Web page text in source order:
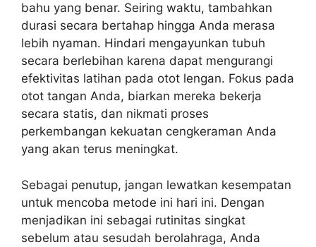
bahu yang benar. Seiring waktu, tambahkan
durasi secara bertahap hingga Anda merasa
lebih nyaman. Hindari mengayunkan tubuh
secara berlebihan karena dapat mengurangi
efektivitas latihan pada otot lengan. Fokus pada
otot tangan Anda, biarkan mereka bekerja
secara statis, dan nikmati proses
perkembangan kekuatan cengkeraman Anda
yang akan terus meningkat.
Sebagai penutup, jangan lewatkan kesempatan
untuk mencoba metode ini hari ini. Dengan
menjadikan ini sebagai rutinitas singkat
sebelum atau sesudah berolahraga, Anda